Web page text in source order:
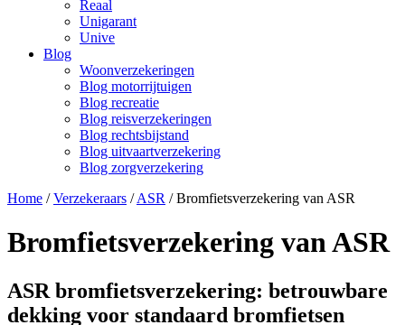
Reaal
Unigarant
Unive
Blog
Woonverzekeringen
Blog motorrijtuigen
Blog recreatie
Blog reisverzekeringen
Blog rechtsbijstand
Blog uitvaartverzekering
Blog zorgverzekering
Home /Verzekeraars /ASR /Bromfietsverzekering van ASR
Bromfietsverzekering van ASR
ASR bromfietsverzekering: betrouwbare
dekking voor standaard bromfietsen